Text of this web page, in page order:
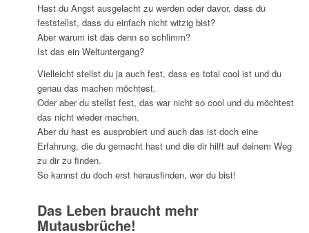
Hast du Angst ausgelacht zu werden oder davor, dass du
feststellst, dass du einfach nicht witzig bist?
Aber warum ist das denn so schlimm?
Ist das ein Weltuntergang?
Vielleicht stellst du ja auch fest, dass es total cool ist und du
genau das machen möchtest.
Oder aber du stellst fest, das war nicht so cool und du möchtest
das nicht wieder machen.
Aber du hast es ausprobiert und auch das ist doch eine
Erfahrung, die du gemacht hast und die dir hilft auf deinem Weg
zu dir zu finden.
So kannst du doch erst herausfinden, wer du bist!
Das Leben braucht mehr
Mutausbrüche!